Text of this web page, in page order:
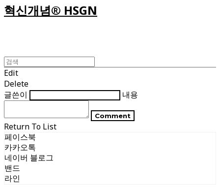
혁신개념® HSGN
Edit
Delete
글쓴이
내용
Comment
Return To List
페이스북
카카오톡
네이버 블로그
밴드
라인